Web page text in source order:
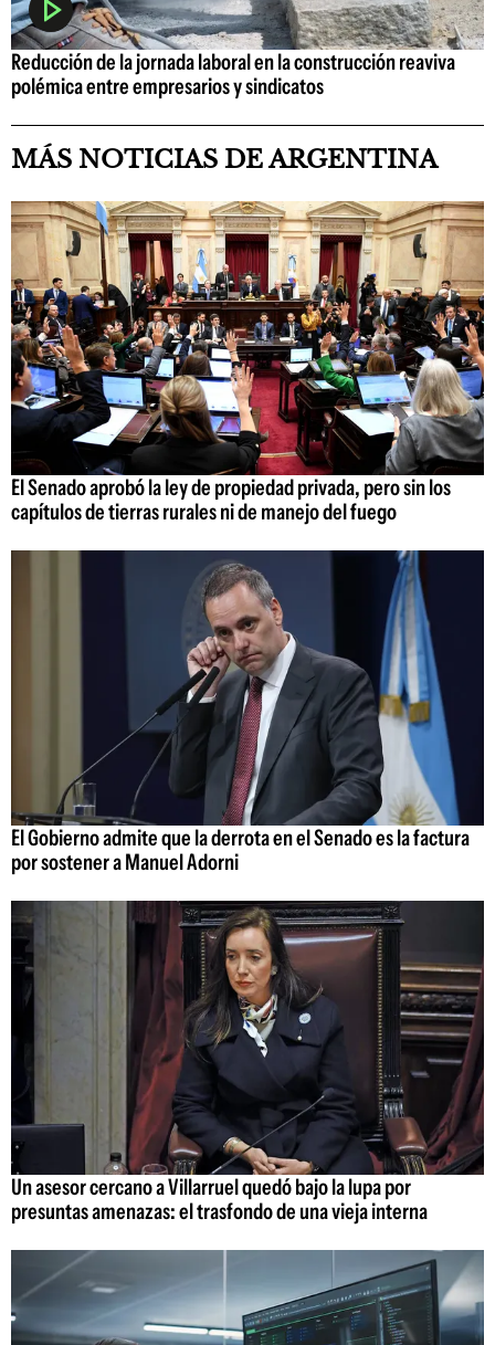
Reducción de la jornada laboral en la construcción reaviva
polémica entre empresarios y sindicatos
MÁS NOTICIAS DE ARGENTINA
El Senado aprobó la ley de propiedad privada, pero sin los
capítulos de tierras rurales ni de manejo del fuego
El Gobierno admite que la derrota en el Senado es la factura
por sostener a Manuel Adorni
Un asesor cercano a Villarruel quedó bajo la lupa por
presuntas amenazas: el trasfondo de una vieja interna